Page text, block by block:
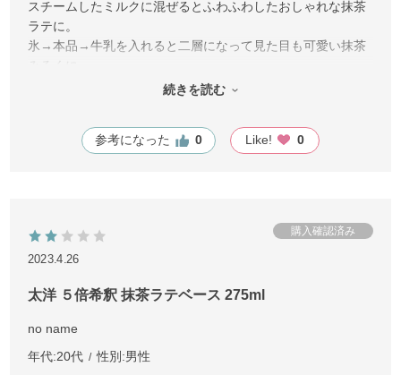
スチームしたミルクに混ぜるとふわふわしたおしゃれな抹茶
ラテに。
氷→本品→牛乳を入れると二層になって見た目も可愛い抹茶
アイスクリームにかけると抹茶アイスに。
続きを読む
参考になった 0 Like! 0
2023.4.26
太洋 ５倍希釈 抹茶ラテベース 275ml
no name
年代:20代 性別:男性